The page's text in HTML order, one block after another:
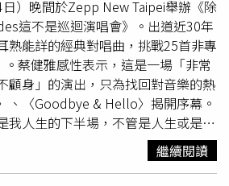
凱則呼籲：「不要花錢，賺錢非常辛
片、來看我們的演唱會，儘量不要買
不要破費：「收到禮物會心存感激，
凱與冰球樂團在MV化身愛情快遞
供 ）
）晚間於Zepp New Taipei舉辦《除
這不是巡迴演唱會》。出道近30年
熟能詳的經典對唱曲，挑戰25首非專
蔡健雅感性表示，這是一場「非常
顧身」的演出，只為找回對音樂的熱
、〈Goodbye & Hello〉揭開序幕。
我人生的下半場，不管是人生或是事
有很多面是我自己也還不知道的，那
。」也透露長年的演藝生涯曾讓她萌
機感，因此決定厚著臉皮當一位「音
繼續閱讀